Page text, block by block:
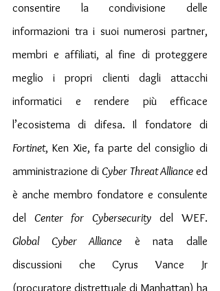
consentire la condivisione delle
informazioni tra i suoi numerosi partner,
membri e affiliati, al fine di proteggere
meglio i propri clienti dagli attacchi
informatici e rendere più efficace
Fortinet, Ken Xie, fa parte del consiglio di
amministrazione di Cyber ​​Threat Alliance ed
è anche membro fondatore e consulente
del Center for Cybersecurity
Global Cyber ​​Alliance è nata dalle
discussioni che Cyrus Vance Jr
(procuratore distrettuale di Manhattan) ha